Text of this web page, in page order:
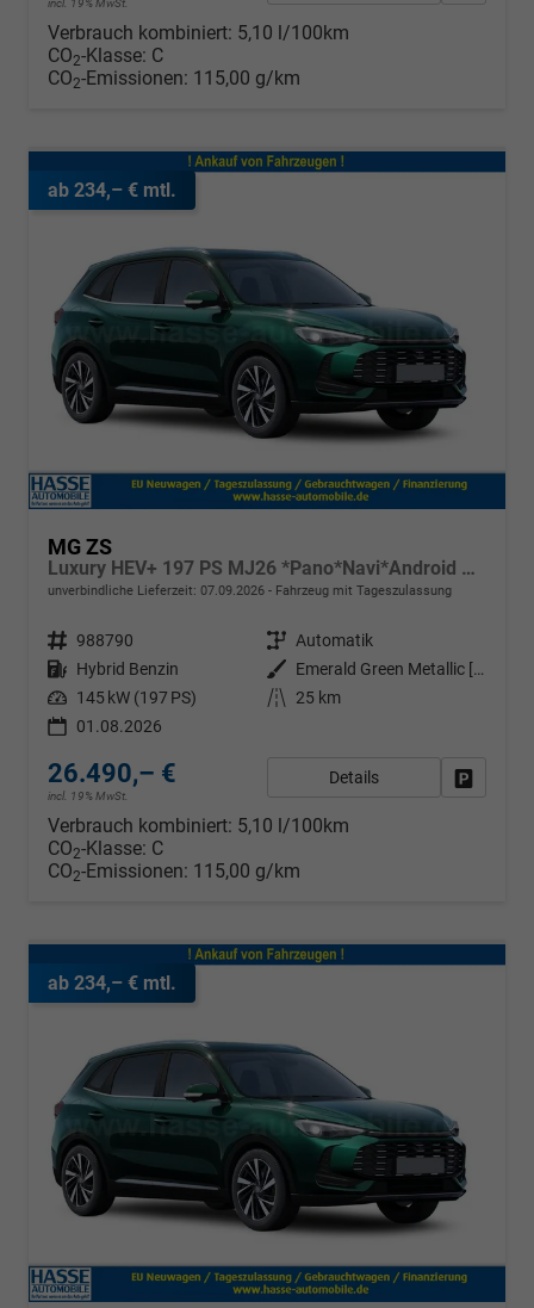
incl. 19% MwSt.
Verbrauch kombiniert: 5,10 l/100km
CO2-Klasse: C
CO2-Emissionen: 115,00 g/km
ab 234,– € mtl.
MG ZS
Luxury HEV+ 197 PS MJ26 *Pano*Navi*Android Auto*SHZ*360°*Kunstleder*Klimaauto*ACC
unverbindliche Lieferzeit: 07.09.2026 Fahrzeug mit Tageszulassung
Fahrzeugnr. 988790 Getriebe Automatik
Kraftstoff Hybrid Benzin Außenfarbe
Emerald Green Metallic [GJY]
Leistung 145 kW (197 PS) Kilometerstand
25 km
01.08.2026
26.490,– €
incl. 19% MwSt.
Details
Verbrauch kombiniert: 5,10 l/100km
CO2-Klasse: C
CO2-Emissionen: 115,00 g/km
ab 234,– € mtl.